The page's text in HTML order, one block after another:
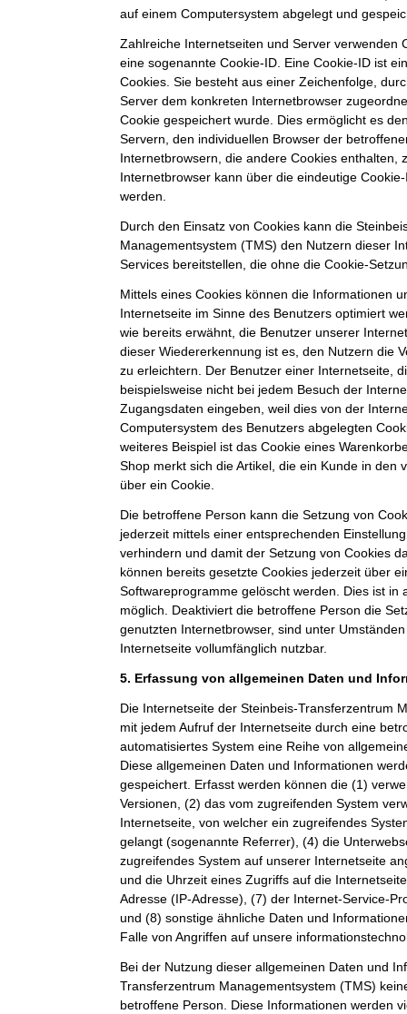
auf einem Computersystem abgelegt und
Zahlreiche Internetseiten und Server verwenden
eine sogenannte Cookie-ID. Eine Cookie-ID ist
Cookies. Sie besteht aus einer Zeichenfolge,
Server dem konkreten Internetbrowser
Cookie gespeichert wurde. Dies ermöglicht es
Servern, den individuellen Browser der
Internetbrowsern, die andere Cookies enthalten,
Internetbrowser kann über die eindeutige
werden.
Durch den Einsatz von Cookies kann die
Managementsystem (TMS) den Nutzern dieser
Services bereitstellen, die ohne die Cookie-
Mittels eines Cookies können die Informationen
Internetseite im Sinne des Benutzers optimiert
wie bereits erwähnt, die Benutzer unserer
dieser Wiedererkennung ist es, den Nutzern die
zu erleichtern. Der Benutzer einer Internetseite,
beispielsweise nicht bei jedem Besuch der
Zugangsdaten eingeben, weil dies von der
Computersystem des Benutzers abgelegten
weiteres Beispiel ist das Cookie eines
Shop merkt sich die Artikel, die ein Kunde in den
über ein Cookie.
Die betroffene Person kann die Setzung von
jederzeit mittels einer entsprechenden
verhindern und damit der Setzung von Cookies
können bereits gesetzte Cookies jederzeit über
Softwareprogramme gelöscht werden. Dies ist in
möglich. Deaktiviert die betroffene Person die
genutzten Internetbrowser, sind unter
Internetseite vollumfänglich nutzbar.
5. Erfassung von allgemeinen Daten und
Die Internetseite der Steinbeis-Transferzentrum
mit jedem Aufruf der Internetseite durch eine
automatisiertes System eine Reihe von
Diese allgemeinen Daten und Informationen
gespeichert. Erfasst werden können die (1)
Versionen, (2) das vom zugreifenden System
Internetseite, von welcher ein zugreifendes
gelangt (sogenannte Referrer), (4) die
zugreifendes System auf unserer Internetseite
und die Uhrzeit eines Zugriffs auf die
Adresse (IP-Adresse), (7) der Internet-Service-
und (8) sonstige ähnliche Daten und
Falle von Angriffen auf unsere
Bei der Nutzung dieser allgemeinen Daten und
Transferzentrum Managementsystem (TMS)
betroffene Person. Diese Informationen werden